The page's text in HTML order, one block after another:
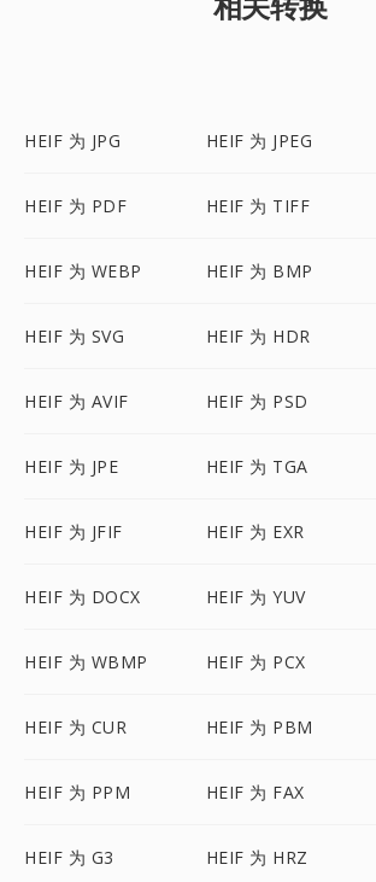
HEIF 为 JPG HEIF 为 JPEG
HEIF 为 PDF HEIF 为 TIFF
HEIF 为 WEBP HEIF 为 BMP
HEIF 为 SVG HEIF 为 HDR
HEIF 为 AVIF HEIF 为 PSD
HEIF 为 JPE HEIF 为 TGA
HEIF 为 JFIF HEIF 为 EXR
HEIF 为 DOCX HEIF 为 YUV
HEIF 为 WBMP HEIF 为 PCX
HEIF 为 CUR HEIF 为 PBM
HEIF 为 PPM HEIF 为 FAX
HEIF 为 G3 HEIF 为 HRZ